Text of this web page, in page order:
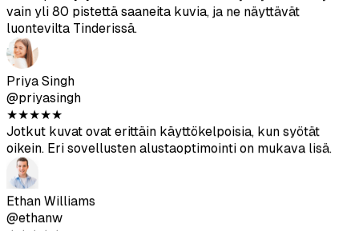
★★★ ★★
Aitouspisteytysominaisuus on todella hyödyllinen. Käytin
vain yli 80 pistettä saaneita kuvia, ja ne näyttävät
luontevilta Tinderissä.
Priya Singh
@priyasingh
★★★★★